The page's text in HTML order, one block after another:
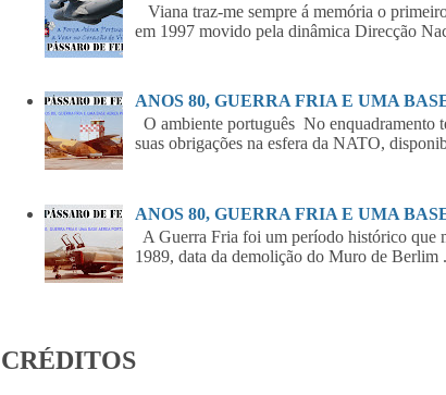
Viana traz-me sempre á memória o
em 1997 movido pela dinâmica Direcção
ANOS 80, GUERRA FRIA E UMA
O ambiente português No enquadramento
suas obrigações na esfera da NATO,
ANOS 80, GUERRA FRIA E UMA
A Guerra Fria foi um período histórico que
1989, data da demolição do Muro de Berlim
CRÉDITOS